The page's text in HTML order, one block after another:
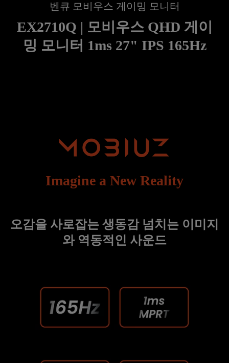
벤큐 모비우스 게이밍 모니터
EX2710Q | 모비우스 QHD 게이
밍 모니터 1ms 27" IPS 165Hz
Imagine a New Reality
오감을 사로잡는 생동감 넘치는 이미지
와 역동적인 사운드